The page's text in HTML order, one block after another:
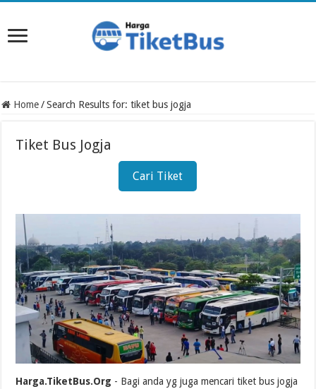
Home / Search Results for: tiket bus jogja
Tiket Bus Jogja
Cari Tiket
Harga.TiketBus.Org - Bagi anda yg juga mencari tiket bus jogja